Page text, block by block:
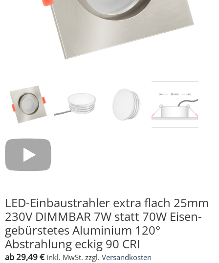
LED-Einbaustrahler extra flach 25mm
230V DIMMBAR 7W statt 70W Eisen-
gebürstetes Aluminium 120°
Abstrahlung eckig 90 CRI
ab29,49€ inkl. MwSt. zzgl. Versandkosten